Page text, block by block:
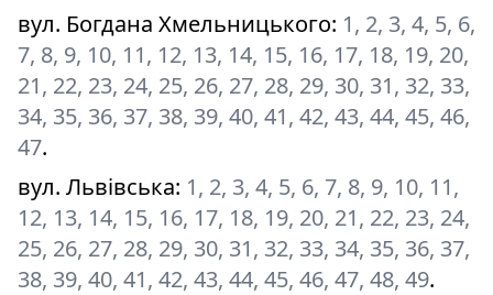
вул. Богдана Хмельницького: 1, 2, 3, 4, 5, 6,
7, 8, 9, 10, 11, 12, 13, 14, 15, 16, 17, 18, 19, 20,
21, 22, 23, 24, 25, 26, 27, 28, 29, 30, 31, 32, 33,
34, 35, 36, 37, 38, 39, 40, 41, 42, 43, 44, 45, 46,
47.
вул. Львівська: 1, 2, 3, 4, 5, 6, 7, 8, 9, 10, 11,
12, 13, 14, 15, 16, 17, 18, 19, 20, 21, 22, 23, 24,
25, 26, 27, 28, 29, 30, 31, 32, 33, 34, 35, 36, 37,
38, 39, 40, 41, 42, 43, 44, 45, 46, 47, 48, 49.